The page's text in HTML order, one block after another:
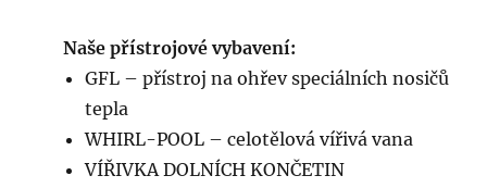
Naše přístrojové vybavení:
GFL – přístroj na ohřev speciálních nosičů
tepla
WHIRL-POOL – celotělová vířivá vana
VÍŘIVKA DOLNÍCH KONČETIN